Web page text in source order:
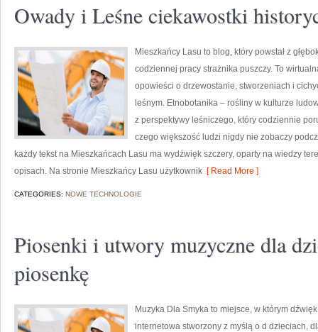
Owady i Leśne ciekawostki
Mieszkańcy Lasu to blog, który powstał z
codziennej pracy strażnika puszczy. To
opowieści o drzewostanie, stworzeniach i
leśnym. Etnobotanika – rośliny w kulturze
z perspektywy leśniczego, który codziennie
czego większość ludzi nigdy nie zobaczy
każdy tekst na Mieszkańcach Lasu ma wydźwięk szczery, oparty na wiedzy
opisach. Na stronie Mieszkańcy Lasu użytkownik [ Read More ]
CATEGORIES: NOWE TECHNOLOGIE
Piosenki i utwory muzyczne dla
piosenkę
Muzyka Dla Smyka to miejsce, w którym
internetowa stworzony z myślą o d dzieciach,